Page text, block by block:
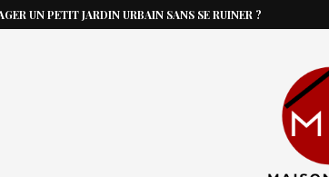
UN PETIT JARDIN URBAIN SANS SE RUINER ?